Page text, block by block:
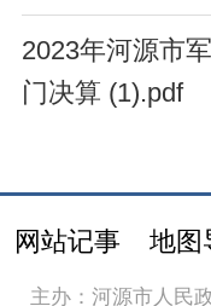
2023年河源市
门决算 (1).pdf
网站记事 地图
主办：河源市人民